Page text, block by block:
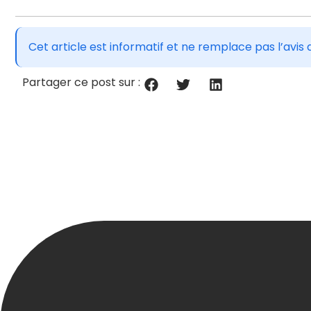
Cet article est informatif et ne remplace pas
Partager ce post sur :